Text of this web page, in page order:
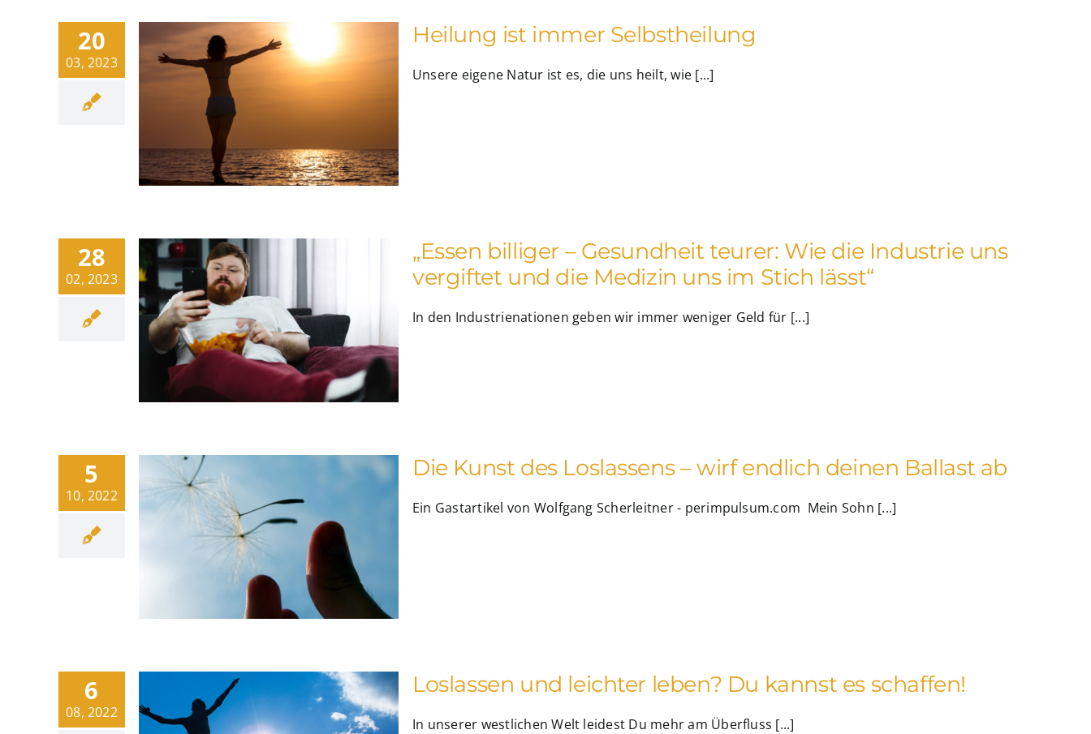
20
03, 2023
Heilung ist immer Selbstheilung
Unsere eigene Natur ist es, die uns heilt, wie [...]
28
02, 2023
„Essen billiger – Gesundheit teurer: Wie die Industrie uns
vergiftet und die Medizin uns im Stich lässt“
In den Industrienationen geben wir immer weniger Geld für [...]
5
10, 2022
Die Kunst des Loslassens – wirf endlich deinen Ballast ab
Ein Gastartikel von Wolfgang Scherleitner - perimpulsum.com Mein Sohn [...]
6
08, 2022
Loslassen und leichter leben? Du kannst es schaffen!
In unserer westlichen Welt leidest Du mehr am Überfluss [...]